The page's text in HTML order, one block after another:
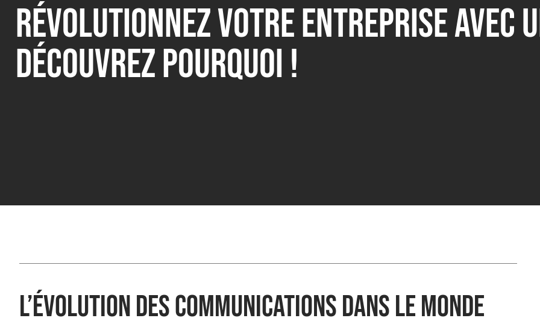
Révolutionnez votre entreprise avec
découvrez pourquoi !
L’évolution des communications dans le monde